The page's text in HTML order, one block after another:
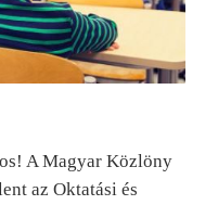
A Magyar Közlöny
az Oktatási és